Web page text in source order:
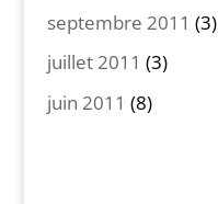
septembre 2011 (3)
juillet 2011 (3)
juin 2011 (8)